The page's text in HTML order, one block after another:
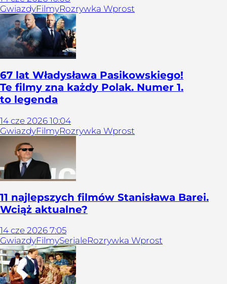
GwiazdyFilmyRozrywka Wprost
67 lat Władysława Pasikowskiego!
Te filmy zna każdy Polak. Numer 1.
to legenda
14 cze 2026 10:04
GwiazdyFilmyRozrywka Wprost
11 najlepszych filmów Stanisława Barei.
Wciąż aktualne?
14 cze 2026 7:05
GwiazdyFilmySerialeRozrywka Wprost